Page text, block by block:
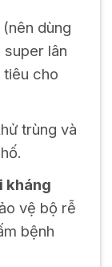
(nên dùng
super lân
tiêu cho
trùng và
kháng
vệ bộ rễ
bệnh